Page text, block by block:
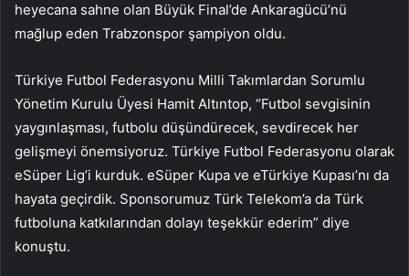
heyecana sahne olan Büyük Final’de Ankaragücü’nü
mağlup eden Trabzonspor şampiyon oldu.
Türkiye Futbol Federasyonu Milli Takımlardan Sorumlu
Yönetim Kurulu Üyesi Hamit Altıntop, “Futbol sevgisinin
yaygınlaşması, futbolu düşündürecek, sevdirecek her
gelişmeyi önemsiyoruz. Türkiye Futbol Federasyonu olarak
eSüper Lig’i kurduk. eSüper Kupa ve eTürkiye Kupası’nı da
hayata geçirdik. Sponsorumuz Türk Telekom’a da Türk
futboluna katkılarından dolayı teşekkür ederim” diye
konuştu.